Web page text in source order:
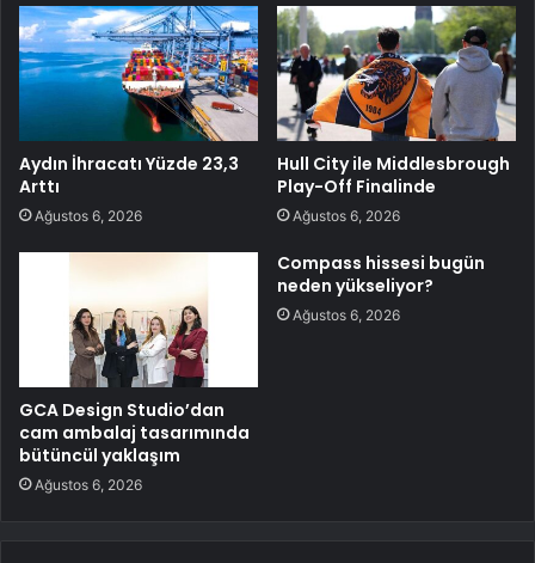
Aydın İhracatı Yüzde 23,3
Arttı
Ağustos 6, 2026
Hull City ile Middlesbrough
Play-Off Finalinde
Ağustos 6, 2026
GCA Design Studio’dan
cam ambalaj tasarımında
bütüncül yaklaşım
Ağustos 6, 2026
Compass hissesi bugün
neden yükseliyor?
Ağustos 6, 2026